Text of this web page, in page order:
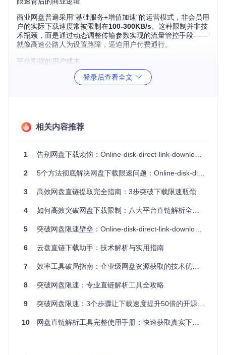
商业网盘普遍采用"基础服务+增值加速"的运营模式，非会员用
户的实际下载速度常被限制在100-300KB/s。这种限制并非技
术瓶颈，而是通过动态调整传输参数实现的流量管控手段——
就像高速公路人为设置路障，逼迫用户付费通行。
平台割据的用户成本
不同网盘服务商采用差异化的API接口和签名机制，形成了一
个个数据孤岛。调查显示，普通用户平均管理
冗余流程的时间损耗
一次5GB文件下载，平均要经历4次广告弹窗和2次强制等待，
技术拆解：直链解析的核心实现原理
统一接口层：打破平台壁垒
化接口。可以把这比作万能充电器——无论你是苹果、安卓还
一接口）获得电力（文件直链）。技术上分为三个层次：
适配层：处理不同网盘的认证协议，就像翻译官将不同语言
解析层：提取真实文件URL和传输参数，相当于从复杂的包
展示层：提供一致的操作界面，让用户无需学习多种平台的
去广告引擎：净化下载环境
登录后查看全文
相关内容推荐
1 告别网盘下载烦恼：Online-disk-direct-link-download-assistant使用指南
2 5个方法彻底解决网盘下载限速问题：Online-disk-direct-link-download-assistant的多平台直链解析方案
3 高效网盘直链提取完全指南：3步突破下载限速瓶颈
4 如何高效突破网盘下载限制：八大平台直链解析全攻略
5 突破网盘限速壁垒：Online-disk-direct-link-download-assistant让下载提速10倍的实战指南
6 云盘直链下载助手：技术解析与实用指南
7 效率工具破局指南：企业级网盘资源获取的技术优化方案
8 突破网盘限速：专业直链解析工具全攻略
9 突破网盘限速：3个步骤让下载速度提升50倍的开源方案
10 网盘直链解析工具完整使用手册：快速获取真实下载地址